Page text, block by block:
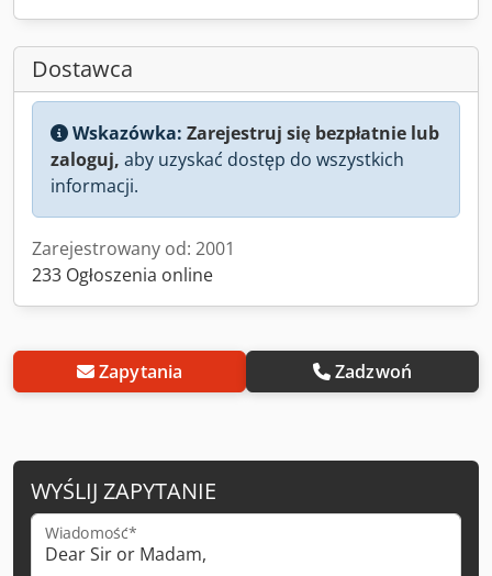
Dostawca
Wskazówka: Zarejestruj się bezpłatnie lub
zaloguj, aby uzyskać dostęp do wszystkich
informacji.
Zarejestrowany od: 2001
233 Ogłoszenia online
Zapytania Zadzwoń
WYŚLIJ ZAPYTANIE
Wiadomość*